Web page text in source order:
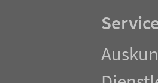
überspringen